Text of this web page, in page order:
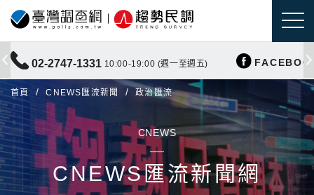
02-2747-1331 10:00-19:00 (週一至週五)
首頁 CNEWS匯流新聞 政治匯流
CNEWS
CNEWS匯流新聞網